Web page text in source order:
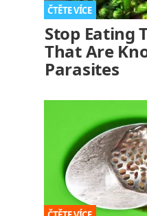
Stop Eating
That Are
Parasites